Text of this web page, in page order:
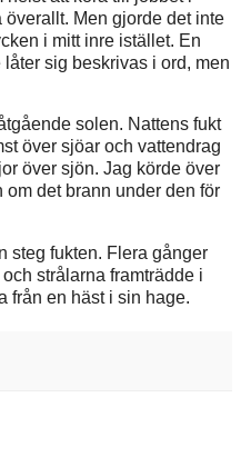
Men gjorde det inte
i mitt inre istället. En
sig beskrivas i ord, men
solen. Nattens fukt
över sjöar och vattendrag
över sjön. Jag körde över
det brann under den för
steg fukten. Flera gånger
strålarna framträdde i
från en häst i sin hage.